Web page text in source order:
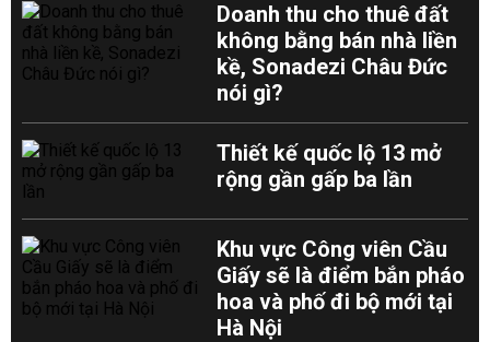
Doanh thu cho thuê đất
không bằng bán nhà liền
kề, Sonadezi Châu Đức
nói gì?
Thiết kế quốc lộ 13 mở
rộng gần gấp ba lần
Khu vực Công viên Cầu
Giấy sẽ là điểm bắn pháo
hoa và phố đi bộ mới tại
Hà Nội